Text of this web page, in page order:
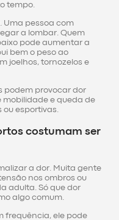
tempo.
Uma pessoa com
a lombar. Quem
pode aumentar a
bem o peso ao
joelhos, tornozelos e
podem provocar dor
mobilidade e queda de
esportivas.
costumam ser
a dor. Muita gente
nos ombros ou
adulta. Só que dor
algo comum.
frequência, ele pode